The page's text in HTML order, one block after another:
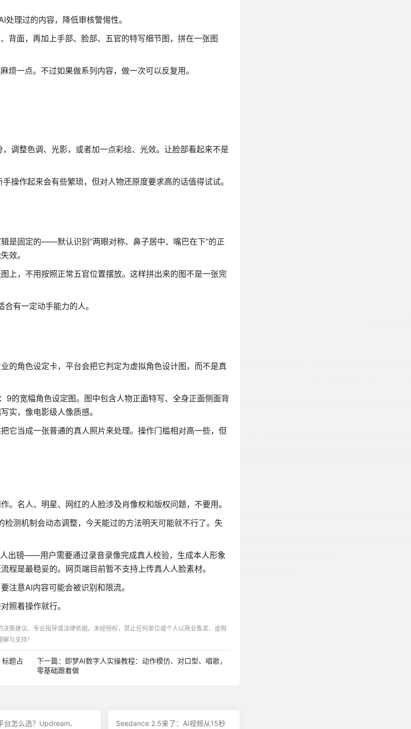
理过的内容，降低审核警惕性。
背面，再加上手部、脸部、五官的特写细节图，拼在一张图
烦一点。不过如果做系列内容，做一次可以反复用。
调整色调、光影，或者加一点彩绘、光效。让脸部看起来不是
操作起来会有些繁琐，但对人物还原度要求高的话值得试试。
是固定的——默认识别“两眼对称、鼻子居中、嘴巴在下”的正
效。
上，不用按照正常五官位置摆放。这样拼出来的图不是一张完
有一定动手能力的人。
的角色设定卡，平台会把它判定为虚拟角色设计图，而不是真
9的宽幅角色设定图。图中包含人物正面特写、全身正面侧面背
实，像电影级人像质感。
它当成一张普通的真人照片来处理。操作门槛相对高一些，但
。名人、明星、网红的人脸涉及肖像权和版权问题，不要用。
测机制会动态调整，今天能过的方法明天可能就不行了。失
出镜——用户需要通过录音录像完成真人校验，生成本人形象
程是最稳妥的。网页端目前暂不支持上传真人人脸素材。
注意AI内容可能会被识别和限流。
照着操作就行。
策建议、专业指导或法律依据。未经授权，禁止任何单位或个人以商业售卖、虚假
与支持！
标题占
下一篇：即梦AI数字人实操教程：动作模仿、对口型、唱歌，
零基础跟着做
台怎么选？Updream、 Seedance 2.5来了：AI视频从15秒